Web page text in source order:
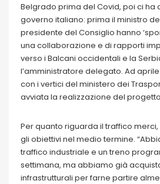
Belgrado prima del Covid, poi ci ha
governo italiano: prima il ministro
presidente del Consiglio hanno
una collaborazione e di rapporti
verso i Balcani occidentali e la
l’amministratore delegato. Ad
con i vertici del ministero dei
avviata la realizzazione del
Per quanto riguarda il traffico
gli obiettivi nel medio termine.
traffico industriale e un treno
settimana, ma abbiamo già
infrastrutturali per farne partire